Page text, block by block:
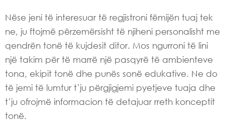
Nëse jeni të interesuar të regjistroni fëmijën tuaj tek
ne, ju ftojmë përzemërsisht të njiheni personalisht me
qendrën tonë të kujdesit ditor. Mos ngurroni të lini
një takim për të marrë një pasqyrë të ambienteve
tona, ekipit tonë dhe punës sonë edukative. Ne do
të jemi të lumtur t’ju përgjigjemi pyetjeve tuaja dhe
t’ju ofrojmë informacion të detajuar rreth konceptit
tonë.